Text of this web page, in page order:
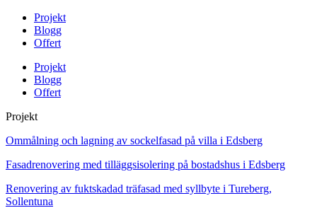
Projekt
Blogg
Offert
Projekt
Blogg
Offert
Projekt
Ommålning och lagning av sockelfasad på villa i Edsberg
Fasadrenovering med tilläggsisolering på bostadshus i Edsberg
Renovering av fuktskadad träfasad med syllbyte i Tureberg,
Sollentuna